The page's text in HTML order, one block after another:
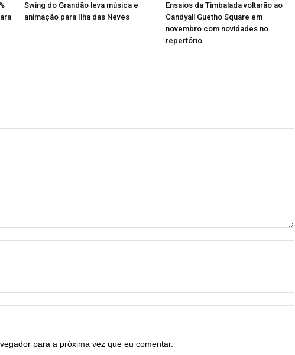
Swing do Grandão leva música e
animação para Ilha das Neves
Ensaios da Timbalada voltarão ao
Candyall Guetho Square em
novembro com novidades no
repertório
para a próxima vez que eu comentar.